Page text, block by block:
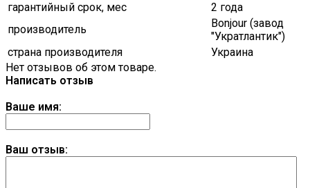
гарантийный срок, мес
2 года
производитель
Bonjour (завод
"Укратлантик")
страна производителя
Украина
Нет отзывов об этом товаре.
Написать отзыв
Ваше имя:
Ваш отзыв: